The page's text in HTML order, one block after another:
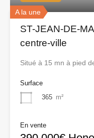
A la une
ST-JEAN-DE-
centre-ville
Situé à 15 mn à pied
Surface
365 m²
En vente